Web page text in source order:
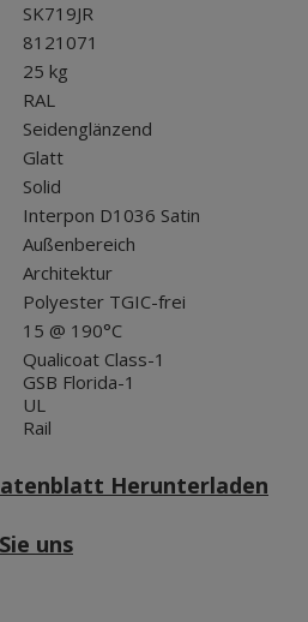
SK719JR
8121071
25 kg
RAL
Seidenglänzend
Glatt
Solid
Interpon D1036 Satin
Außenbereich
Architektur
Polyester TGIC-frei
15 @ 190°C
Qualicoat Class-1
GSB Florida-1
UL
Rail
Herunterladen
uns